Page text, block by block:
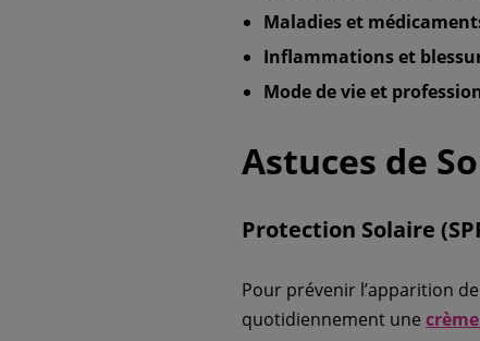
Maladies et
Inflammations et
Mode de vie et
Astuces de
Protection Solaire
Pour prévenir l’apparition
quotidiennement une